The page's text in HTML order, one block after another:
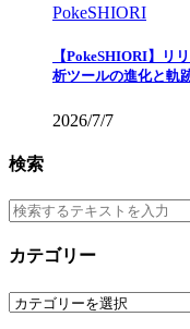
PokeSHIORI
【PokeSHIORI】リ
析ツールの進化と軌
2026/7/7
検索
カテゴリー
カ